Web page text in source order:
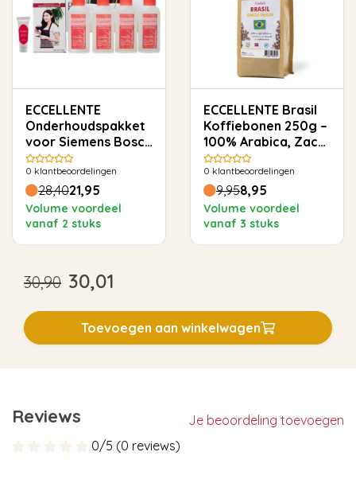
ECCELLENTE
Onderhoudspakket
voor Siemens Bosch
Krups Miele
0 klantbeoordelingen
28,4021,95
Volume voordeel
vanaf 2 stuks
ECCELLENTE Brasil
Koffiebonen 250g –
100% Arabica, Zacht
& Rond
0 klantbeoordelingen
9,958,95
Volume voordeel
vanaf 3 stuks
30,90 30,01
Toevoegen aan winkelwagen
Reviews
Je beoordeling toevoegen
0/5 (0 reviews)